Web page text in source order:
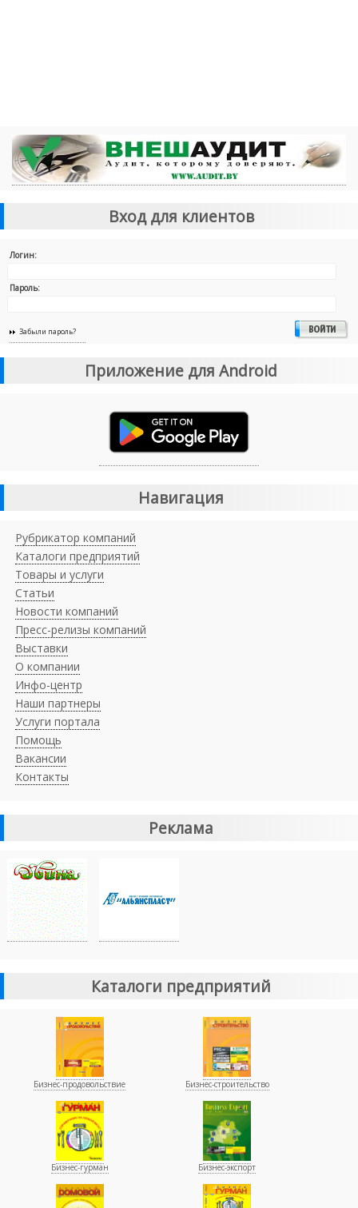
Вход для клиентов
Логин:
Пароль:
Забыли пароль?
Приложение для Android
Навигация
Рубрикатор компаний
Каталоги предприятий
Товары и услуги
Статьи
Новости компаний
Пресс-релизы компаний
Выставки
О компании
Инфо-центр
Наши партнеры
Услуги портала
Помощь
Вакансии
Контакты
Реклама
Каталоги предприятий
Бизнес-продовольствие Бизнес-строительство
Бизнес-гурман Бизнес-экспорт